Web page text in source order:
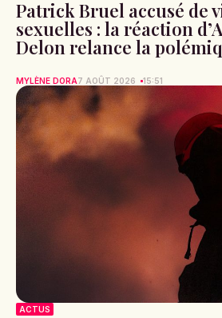
Patrick Bruel accusé de
sexuelles : la réaction
Delon relance la
MYLÈNE DORA7 AOÛT 2026 15:51
ACTUS